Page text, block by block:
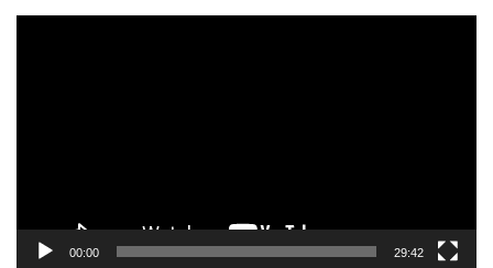
00:00 29:42